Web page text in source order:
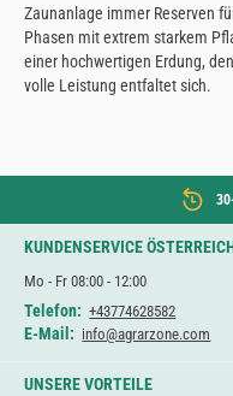
Zaunanlage immer Reserven
Phasen mit extrem starkem
einer hochwertigen Erdung,
volle Leistung entfaltet sich.
KUNDENSERVICE
Mo - Fr 08:00 - 12:00
Telefon: +43774628582
E-Mail: info@agrarzone.com
UNSERE VORTEILE